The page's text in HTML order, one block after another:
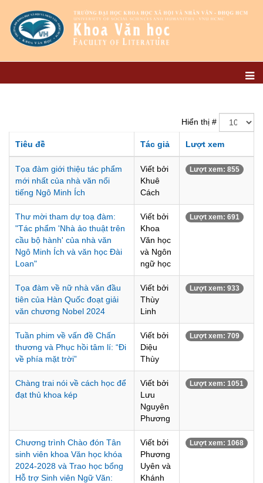
Hiển thị #
Tiêu đề Tác giả Lượt xem
Tọa đàm giới thiệu tác phẩm
mới nhất của nhà văn nổi
tiếng Ngô Minh Ích
Viết bởi
Khuê
Cách
Lượt xem: 855
Thư mời tham dự toạ đàm:
"Tác phẩm 'Nhà ảo thuật trên
cầu bộ hành' của nhà văn
Ngô Minh Ích và văn học Đài
Loan"
Viết bởi
Khoa
Văn học
và Ngôn
ngữ học
Lượt xem: 691
Tọa đàm về nữ nhà văn đầu
tiên của Hàn Quốc đoạt giải
văn chương Nobel 2024
Viết bởi
Thùy
Linh
Lượt xem: 933
Tuần phim về vấn đề Chấn
thương và Phục hồi tâm lí: “Đi
về phía mặt trời”
Viết bởi
Diệu
Thùy
Lượt xem: 709
Chàng trai nói về cách học để
đạt thủ khoa kép
Viết bởi
Lưu
Nguyên
Phương
Lượt xem: 1051
Chương trình Chào đón Tân
sinh viên khoa Văn học khóa
2024-2028 và Trao học bổng
Hỗ trợ Sinh viên Ngữ Văn:
Viết bởi
Phương
Uyên và
Khánh
Lượt xem: 1068